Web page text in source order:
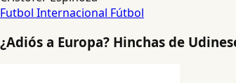
Futbol Internacional Fútbol
¿Adiós a Europa? Hinchas de